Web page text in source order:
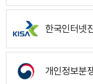
한국인터넷
개인정보분